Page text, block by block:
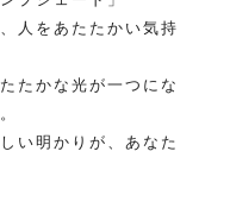
人をあたたかい気持
たかな光が一つにな
い明かりが、あなた